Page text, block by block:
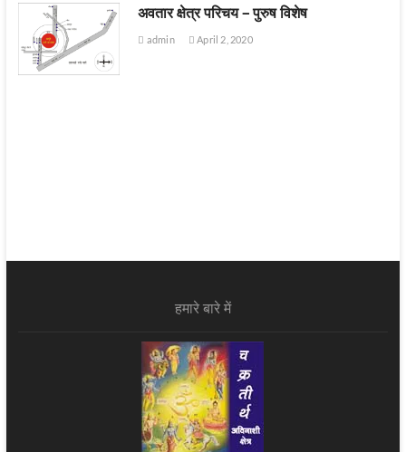
अवतार क्षेत्र परिचय – पुरुष विशेष
admin April 2, 2020
हमारे बारे में